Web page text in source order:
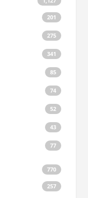
201
275
341
85
74
52
43
77
770
257